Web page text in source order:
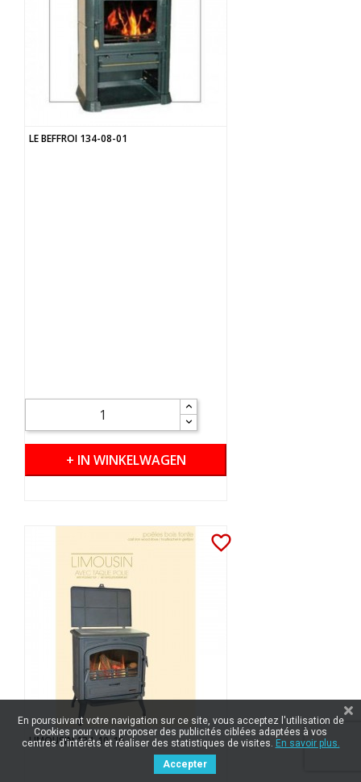
LE BEFFROI 134-08-01
+ IN WINKELWAGEN
favorite_border
LIMOUSIN 134-10-10
En poursuivant votre navigation sur ce site, vous acceptez l'utilisation de
Cookies pour vous proposer des publicités ciblées adaptées à vos
centres d'intérêts et réaliser des statistiques de visites. En savoir plus.
Accepter